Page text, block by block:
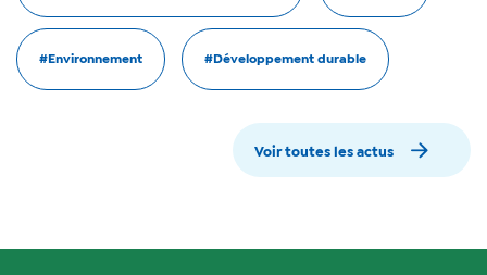
#Environnement #Développement durable
Voir toutes les actus